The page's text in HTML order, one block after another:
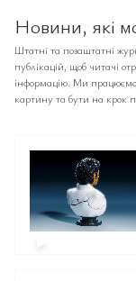
Новини, які
Штатні та позаштатні
публікацій, щоб читачі
інформацію. Ми працюємо
картину та бути на крок